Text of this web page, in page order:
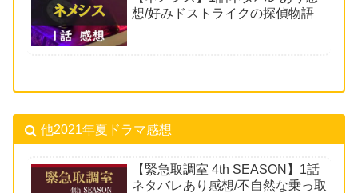
想/好みドストライクの探偵物語
他2021年夏ドラマ感想
【緊急取調室 4th SEASON】1話
ネタバレあり感想/不自然な乗っ取